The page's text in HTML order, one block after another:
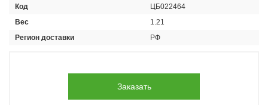
График работы: ПН-ПТ с 8.30 до 18.00 (+6 по МСК)
График работы сервис: ПН-СБ с 8.30 до 20.00
Код
ЦБ022464
Вес
1.21
Регион доставки
РФ
Заказать